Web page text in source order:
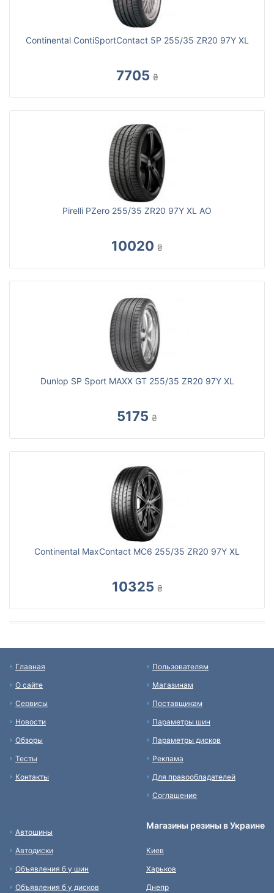
Continental ContiSportContact 5P 255/35 ZR20 97Y XL
7705 ₴
Pirelli PZero 255/35 ZR20 97Y XL AO
10020 ₴
Dunlop SP Sport MAXX GT 255/35 ZR20 97Y XL
5175 ₴
Continental MaxContact MC6 255/35 ZR20 97Y XL
10325 ₴
Главная
О сайте
Сервисы
Новости
Обзоры
Тесты
Контакты
Пользователям
Магазинам
Поставщикам
Параметры шин
Параметры дисков
Реклама
Для правообладателей
Соглашение
Автошины
Автодиски
Объявления б у шин
Объявления б у дисков
Магазины резины в Украине
Киев
Харьков
Днепр